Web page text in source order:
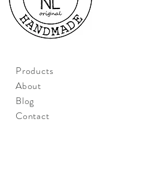
Products
About
Blog
Contact